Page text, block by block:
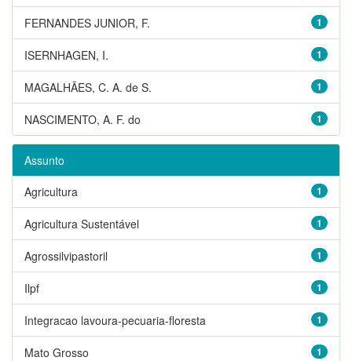
1
FERNANDES JUNIOR, F.
1
ISERNHAGEN, I.
1
MAGALHÃES, C. A. de S.
1
NASCIMENTO, A. F. do
Assunto
1
Agricultura
1
Agricultura Sustentável
1
Agrossilvipastoril
1
Ilpf
1
Integracao lavoura-pecuaria-floresta
1
Mato Grosso